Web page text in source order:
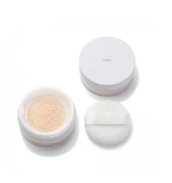
だらかな光（ツヤ）があると、爽や
かさ印象が高く評価されたこと*3
2022年12月22日時点で、科学文献
データベースPubMed及びGoogle
scholarにより国内化粧品業界にお
いて該当文献がないことを確認（ポ
ーラ化成研究所調べ）
ール、ハイライトには骨格や顔立ち
に合わせて立体感を強調するグリー
ンパール。補色にあたる2色のパー
ルがお互いの鮮やかさを強調。絶妙
なコントラストでいきいきとした血
色感を再現しながら、みずみずしい
ツヤを演出します。さらにどのファ
ンデーションにもすっと溶け込む、